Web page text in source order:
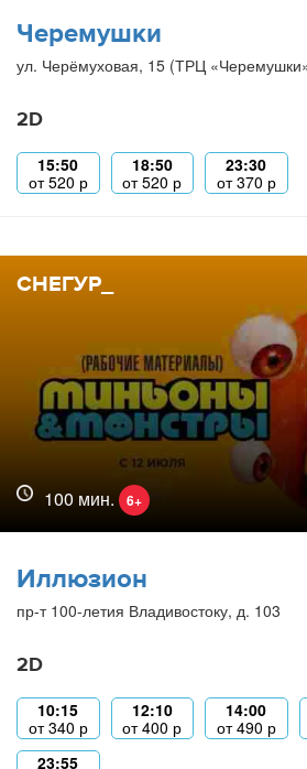
Черемушки
ул. Черёмуховая, 15 (ТРЦ
2D
15:50
от520 р
18:50
от520 р
23:30
от370 р
СНЕГУР_
100 мин. 6+
Иллюзион
пр-т 100-летия Владивостоку, д. 103
2D
10:15
от340 р
12:10
от400 р
14:00
от490 р
23:55